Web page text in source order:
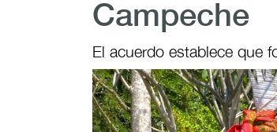
Campeche
El acuerdo establece que